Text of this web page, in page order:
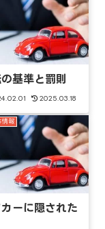
基準と罰則
2025.03.18
情報
ーに隠された